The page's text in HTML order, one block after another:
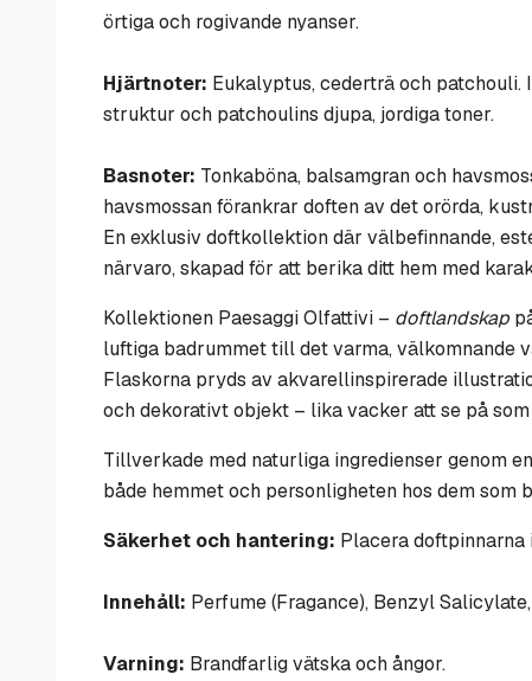
örtiga och rogivande nyanser.
Hjärtnoter: Eukalyptus, cederträ och
struktur och patchoulins djupa, jordiga toner.
Basnoter: Tonkaböna, balsamgran och
havsmossan förankrar doften av det orörda,
En exklusiv doftkollektion där välbefinnande,
närvaro, skapad för att berika ditt hem med
Kollektionen Paesaggi Olfattivi – doftlandskap
luftiga badrummet till det varma, välkomnande
Flaskorna pryds av akvarellinspirerade
och dekorativt objekt – lika vacker att se på
Tillverkade med naturliga ingredienser genom
både hemmet och personligheten hos dem som
Säkerhet och hantering: Placera
Innehåll: Perfume (Fragance), Benzyl
Varning: Brandfarlig vätska och ångor.